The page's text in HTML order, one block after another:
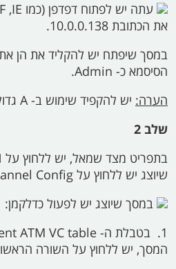
עתה יש לפתוח דפדפן (כמו IE,‏‏ FF
את הכתובת 10.0.0.138.
במסך שיפתח יש להקליד את הן
הסיסמא כ- Admin.
הערה: יש להקפיד שימוש ב- A
שלב 2
בתפריט מצד שמאל, יש ללחוץ על
שיוצג יש ללחוץ על Config.
במסך שיוצג יש לפעול כדלקמן:
1. בטבלת ה-
ATM VC table,
המסך, יש ללחוץ על השורה